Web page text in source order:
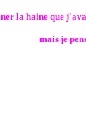
la haine que
mais je